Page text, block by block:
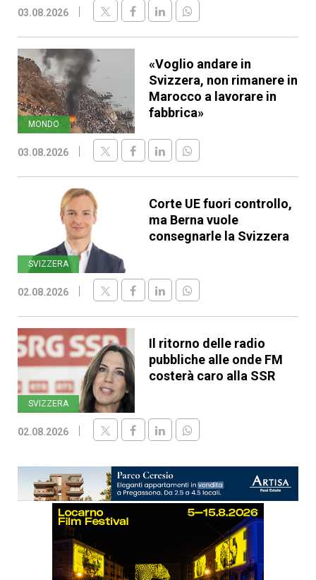
03.08.2026
MONDO
«Voglio andare in
Svizzera, non rimanere in
Marocco a lavorare in
fabbrica»
03.08.2026
SVIZZERA
Corte UE fuori controllo,
ma Berna vuole
consegnarle la Svizzera
02.08.2026
SVIZZERA
Il ritorno delle radio
pubbliche alle onde FM
costerà caro alla SSR
02.08.2026